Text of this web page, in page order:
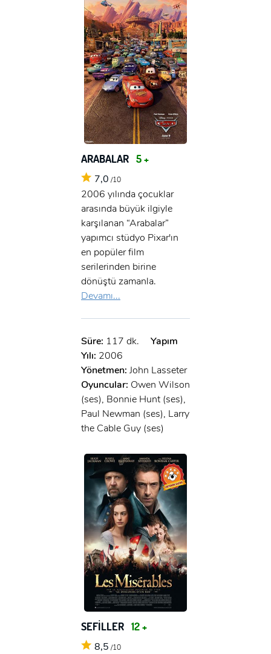
Beni Hatırla Şifremi Unuttum ?
GIRIŞ
Şifre:
ÜYE OL
GIRIŞ
ARABALAR 5 +
7,0 /10
2006 yılında çocuklar
arasında büyük ilgiyle
karşılanan “Arabalar”
yapımcı stüdyo Pixar'ın
en popüler film
serilerinden birine
dönüştü zamanla.
Devamı...
Süre: 117 dk.
Yapım
Yılı: 2006
Yönetmen: John Lasseter
Oyuncular: Owen Wilson
(ses), Bonnie Hunt (ses),
Paul Newman (ses), Larry
the Cable Guy (ses)
SEFİLLER 12 +
8,5 /10